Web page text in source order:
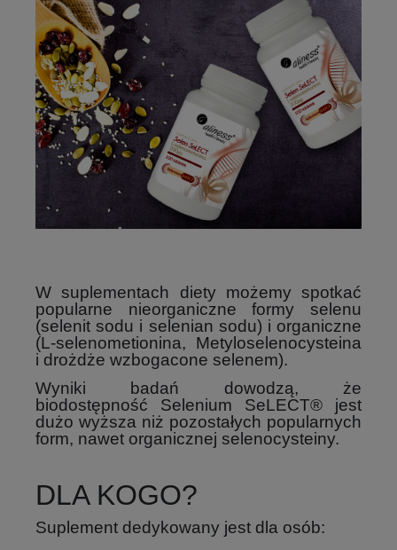
W suplementach diety możemy spotkać
popularne nieorganiczne formy selenu
(selenit sodu i selenian sodu) i organiczne
(L-selenometionina, Metyloselenocysteina
i drożdże wzbogacone selenem).
Wyniki badań dowodzą, że
biodostępność Selenium SeLECT® jest
dużo wyższa niż pozostałych popularnych
form, nawet organicznej selenocysteiny.
DLA KOGO?
Suplement dedykowany jest dla osób: